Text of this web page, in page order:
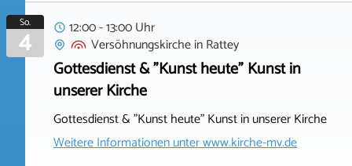
So.
4
12:00 - 13:00 Uhr
VersöhnungskircheinRattey
Gottesdienst & "Kunst heute" Kunst in
unserer Kirche
Gottesdienst & "Kunst heute" Kunst in unserer Kirche
Weitere Informationen unterwww.kirche-mv.de